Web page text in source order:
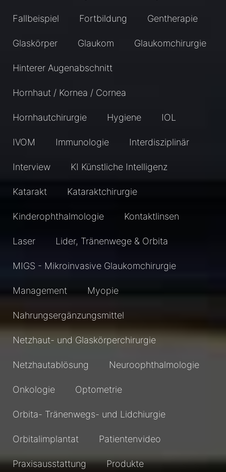
Fallbeispiel Fortbildung Gentherapie
Glaskörper Glaukom Glaukomchirurgie
Hinterer Augenabschnitt
Hornhaut / Kornea / Cornea
Hornhautchirurgie Hygiene IOL
IVOM Immunologie Interdisziplinär
Interview KI Künstliche Intelligenz
Katarakt Kataraktchirurgie
Kinderophthalmologie Kontaktlinsen
Laser Lider, Tränenwege & Orbita
MIGS - Mikroinvasive Glaukomchirurgie
Management Myopie
Nahrungsergänzungsmittel
Netzhaut- und Glaskörperchirurgie
Netzhautablösung Neuroophthalmologie
Onkologie Optometrie
Orbita- Tränenwegs- und Lidchiurgie
Orbitalimplantat Patientenvideo
Praxisausstattung Produkte